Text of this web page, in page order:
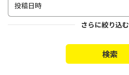
投稿日時
さらに絞り込む
検索